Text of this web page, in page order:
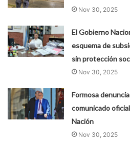
Nov 30, 2025
El Gobierno
esquema de
sin protección
Nov 30, 2025
Formosa
comunicado
Nación
Nov 30, 2025